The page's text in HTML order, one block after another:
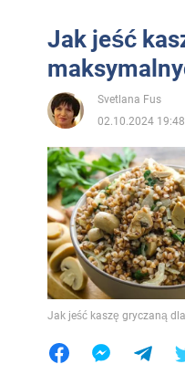
Jak jeść
Svetlana Fus
02.10.2024 19:48
Jak jeść kaszę gryczaną